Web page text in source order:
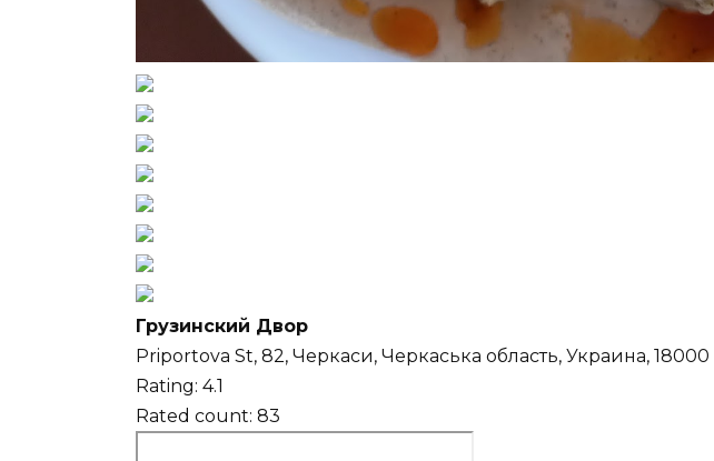
Грузинский Двор
Priportova St, 82, Черкаси, Черкаська область, Украина, 18000
Rating: 4.1
Rated count: 83